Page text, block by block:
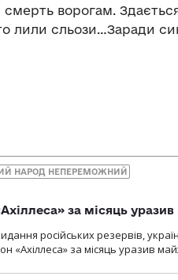
ворогам.
лили сльози…Заради
НАРОД НЕПЕРЕМОЖНИЙ
за місяць
російських резервів,
«Ахіллеса» за місяць уразив